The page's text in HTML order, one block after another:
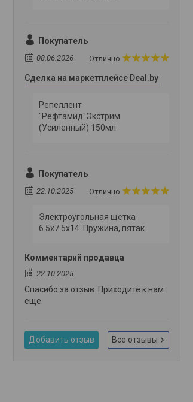
Покупатель
08.06.2026 Отлично
Сделка на маркетплейсе Deal.by
Репеллент
"Рефтамид"Экстрим
(Усиленный) 150мл
Покупатель
22.10.2025 Отлично
Электроугольная щетка
6.5х7.5х14. Пружина, пятак
Комментарий продавца
22.10.2025
Спасибо за отзыв. Приходите к нам
еще.
Добавить отзыв Все отзывы